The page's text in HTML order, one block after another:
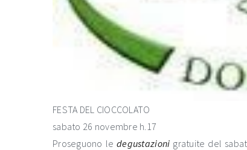
FESTA DEL CIOCCOLATO
sabato 26 novembre h.17
Proseguono ledegustazioni gratuite del